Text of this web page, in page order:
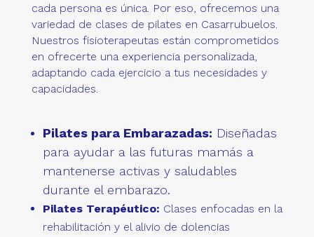
cada persona es única. Por eso, ofrecemos una
variedad de clases de pilates en Casarrubuelos.
Nuestros fisioterapeutas están comprometidos
en ofrecerte una experiencia personalizada,
adaptando cada ejercicio a tus necesidades y
capacidades.
Pilates para Embarazadas: Diseñadas
para ayudar a las futuras mamás a
mantenerse activas y saludables
durante el embarazo.
Pilates Terapéutico: Clases enfocadas en la
rehabilitación y el alivio de dolencias